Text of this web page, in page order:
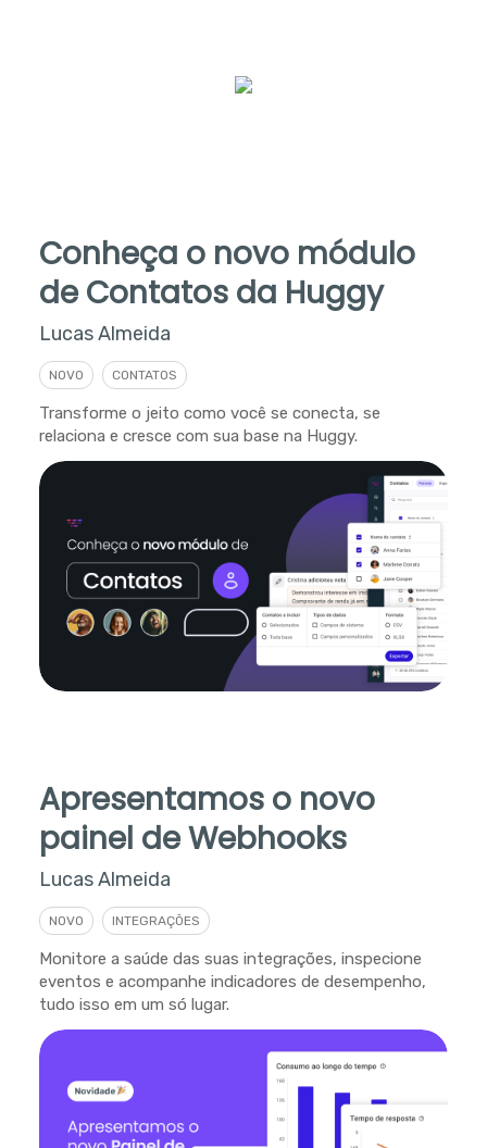
Conheça o novo módulo
de Contatos da Huggy
Lucas Almeida
NOVO CONTATOS
Transforme o jeito como você se conecta, se
relaciona e cresce com sua base na Huggy.
Apresentamos o novo
painel de Webhooks
Lucas Almeida
NOVO INTEGRAÇÕES
Monitore a saúde das suas integrações, inspecione
eventos e acompanhe indicadores de desempenho,
tudo isso em um só lugar.